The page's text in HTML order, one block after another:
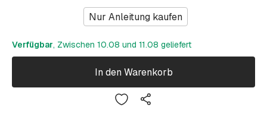
Nur Anleitung kaufen
Verfügbar, Zwischen 10.08 und 11.08 geliefert
In den Warenkorb